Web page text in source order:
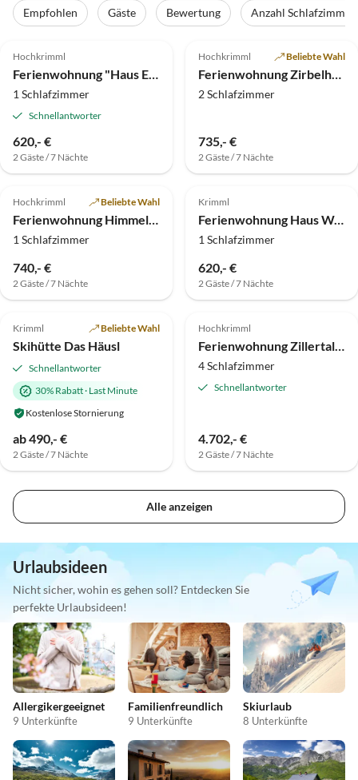
Empfohlen Gäste Bewertung
Anzahl Schlafzimmer
Hochkrimml
Ferienwohnung "Haus Enzian" Wintersport, Gerlosplatte
1 Schlafzimmer
Schnellantworter
620,- €
2 Gäste / 7 Nächte
Hochkrimml Beliebte Wahl
Ferienwohnung Zirbelhütte
2 Schlafzimmer
735,- €
2 Gäste / 7 Nächte
4.9 (4)
Hochkrimml Beliebte Wahl
Ferienwohnung Himmelreich
1 Schlafzimmer
740,- €
2 Gäste / 7 Nächte
5.0 (3)
Krimml
Ferienwohnung Haus Waltl, Oberkrimml 40
1 Schlafzimmer
620,- €
2 Gäste / 7 Nächte
5.0 (1)
Krimml Beliebte Wahl
Skihütte Das Häusl
Schnellantworter
30% Rabatt· Last Minute
Kostenlose Stornierung
ab 490,- €
2 Gäste / 7 Nächte
Hochkrimml
Ferienwohnung Zillertalarena 148
4 Schlafzimmer
Schnellantworter
4.702,- €
2 Gäste / 7 Nächte
Alle anzeigen
Urlaubsideen
Nicht sicher, wohin es gehen soll? Entdecken Sie
perfekte Urlaubsideen!
Allergikergeeignet
9 Unterkünfte
Familienfreundlich
9 Unterkünfte
Skiurlaub
8 Unterkünfte